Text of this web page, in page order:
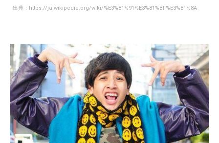
出典： https://ja.wikipedia.org/wiki/%E3%81%91%E3%81%BF%E3%81%8A